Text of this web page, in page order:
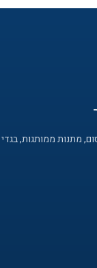
מתנות ממותגות, בגדי